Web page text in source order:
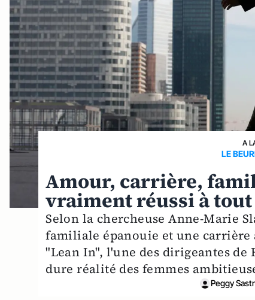
A
LE
Amour, carrière,
vraiment réussi à
Selon la chercheuse Anne-Marie
familiale épanouie et une carrière
"Lean In", l'une des dirigeantes de
dure réalité des femmes
Peggy